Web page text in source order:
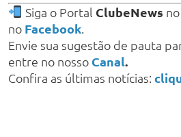
Siga o Portal ClubeNews no
no Facebook.
Envie sua sugestão de pauta
entre no nosso Canal.
Confira as últimas notícias: